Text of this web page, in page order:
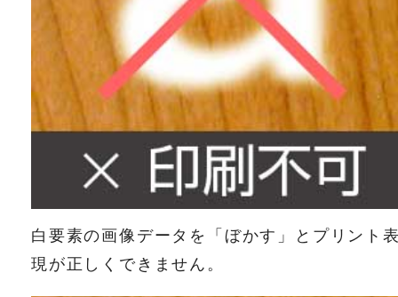
白要素の画像データを「ぼかす」とプリント
現が正しくできません。